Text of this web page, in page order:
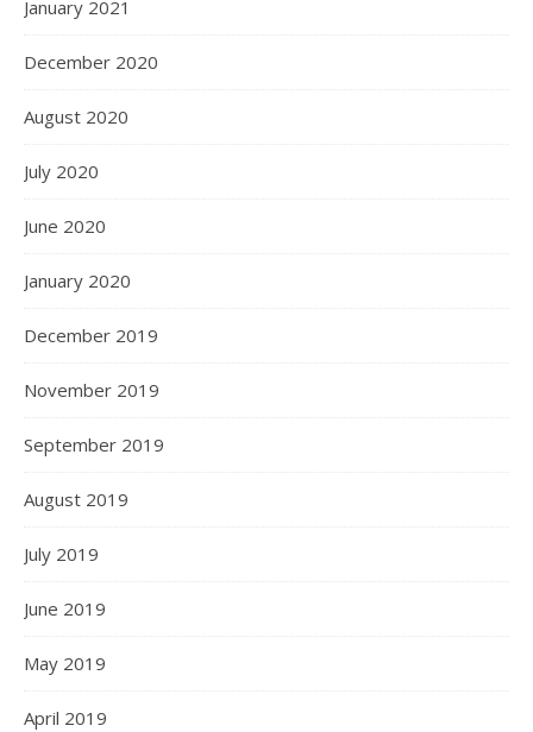
January 2021
December 2020
August 2020
July 2020
June 2020
January 2020
December 2019
November 2019
September 2019
August 2019
July 2019
June 2019
May 2019
April 2019